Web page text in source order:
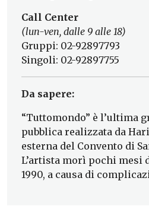
Call Center
(lun-ven, dalle 9 alle 18)
Gruppi: 02-92897793
Singoli: 02-92897755
Da sapere:
“Tuttomondo” è l’ultima
pubblica realizzata da
esterna del Convento di
L’artista morì pochi mesi
1990, a causa di